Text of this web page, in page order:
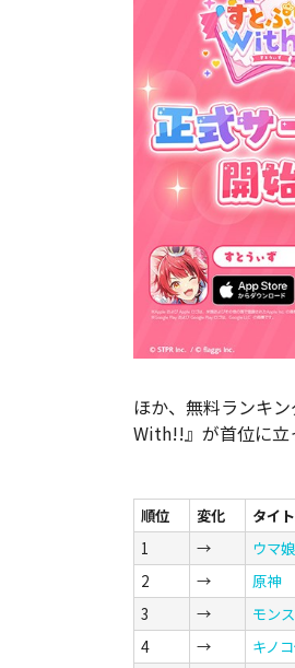
ほか、無料ランキ
With!!』が首位に立
順位 変化 タイ
1
→ ウマ
2
→ 原神
3
→ モン
4
→ キノ